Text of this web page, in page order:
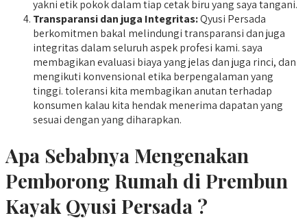
yakni etik pokok dalam tiap cetak biru yang saya tangani.
Transparansi dan juga Integritas:Qyusi Persada
berkomitmen bakal melindungi transparansi dan juga
integritas dalam seluruh aspek profesi kami. saya
membagikan evaluasi biaya yang jelas dan juga rinci, dan
mengikuti konvensional etika berpengalaman yang
tinggi. toleransi kita membagikan anutan terhadap
konsumen kalau kita hendak menerima dapatan yang
sesuai dengan yang diharapkan.
Apa Sebabnya Mengenakan
Pemborong Rumah di Prembun
Kayak Qyusi Persada ?